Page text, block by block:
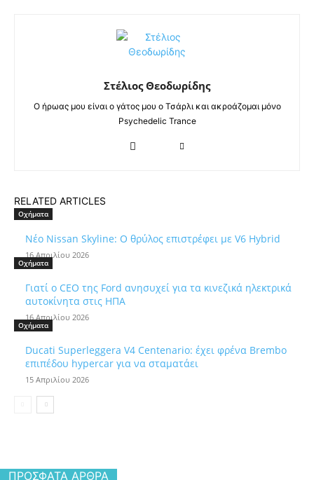
Στέλιος Θεοδωρίδης
Ο ήρωας μου είναι ο γάτος μου ο Τσάρλι και ακροάζομαι μόνο
Psychedelic Trance
RELATED ARTICLES
Οχήματα
Νέο Nissan Skyline: Ο θρύλος επιστρέφει με V6 Hybrid
16 Απριλίου 2026
Οχήματα
Γιατί ο CEO της Ford ανησυχεί για τα κινεζικά ηλεκτρικά
αυτοκίνητα στις ΗΠΑ
16 Απριλίου 2026
Οχήματα
Ducati Superleggera V4 Centenario: έχει φρένα Brembo
επιπέδου hypercar για να σταματάει
15 Απριλίου 2026
ΠΡΌΣΦΑΤΑ ΆΡΘΡΑ